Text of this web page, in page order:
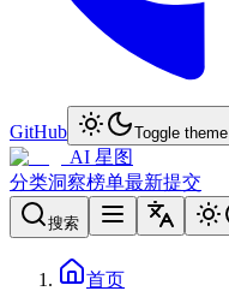
GitHub Toggle theme
AI 星图
分类洞察榜单最新提交
搜索
首页